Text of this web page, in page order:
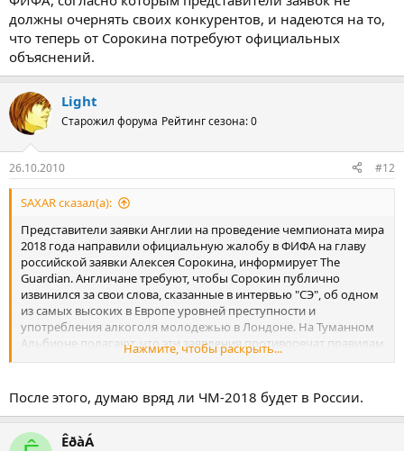
должны очернять своих конкурентов, и надеются на то,
что теперь от Сорокина потребуют официальных
объяснений.
Light
Старожил форума Рейтинг сезона: 0
26.10.2010 #12
SAXAR сказал(а):
Представители заявки Англии на проведение чемпионата мира
2018 года направили официальную жалобу в ФИФА на главу
российской заявки Алексея Сорокина, информирует The
Guardian. Англичане требуют, чтобы Сорокин публично
извинился за свои слова, сказанные в интервью "СЭ", об одном
из самых высоких в Европе уровней преступности и
употребления алкоголя молодежью в Лондоне. На Туманном
Альбионе полагают, что эти заявления противоречат правилам
ФИФА, согласно которым представители заявок не должны
Сорокина потребуют официальных объяснений.
Нажмите, чтобы раскрыть...
После этого, думаю вряд ли ЧМ-2018 будет в России.
ÊðàÁ